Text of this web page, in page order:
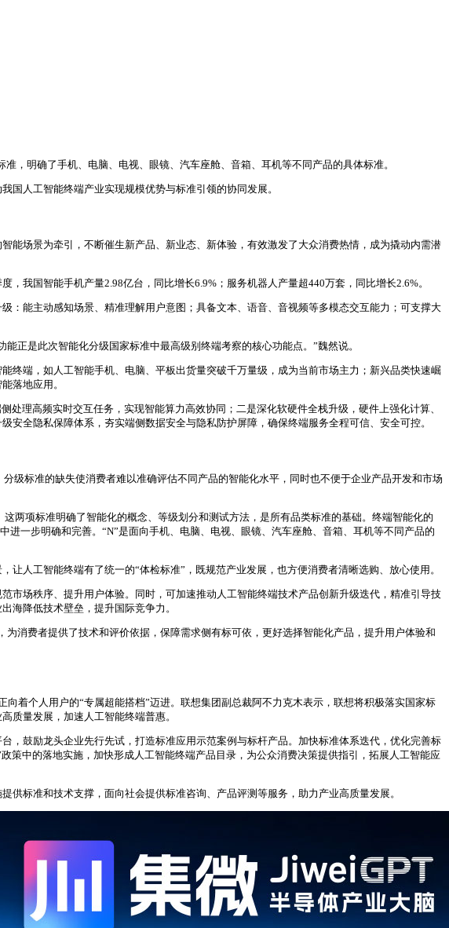
，明确了手机、电脑、电视、眼镜、汽车座舱、音箱、耳机等不同产品的具体标准。
国人工智能终端产业实现规模优势与标准引领的协同发展。
能场景为牵引，不断催生新产品、新业态、新体验，有效激发了大众消费热情，成为撬动内需潜
我国智能手机产量2.98亿台，同比增长6.9%；服务机器人产量超440万套，同比增长2.6%。
：能主动感知场景、精准理解用户意图；具备文本、语音、音视频等多模态交互能力；可支撑大
正是此次智能化分级国家标准中最高级别终端考察的核心功能点。”魏然说。
终端，如人工智能手机、电脑、平板出货量突破千万量级，成为当前市场主力；新兴品类快速崛
落地应用。
理高频实时交互任务，实现智能算力高效协同；二是深化软硬件全栈升级，硬件上强化计算、
全隐私保障体系，夯实端侧数据安全与隐私防护屏障，确保终端服务全程可信、安全可控。
级标准的缺失使消费者难以准确评估不同产品的智能化水平，同时也不便于企业产品开发和市场
两项标准明确了智能化的概念、等级划分和测试方法，是所有品类标准的基础。终端智能化的
一步明确和完善。“N”是面向手机、电脑、电视、眼镜、汽车座舱、音箱、耳机等不同产品的
人工智能终端有了统一的“体检标准”，既规范产业发展，也方便消费者清晰选购、放心使用。
市场秩序、提升用户体验。同时，可加速推动人工智能终端技术产品创新升级迭代，精准引导技
海降低技术壁垒，提升国际竞争力。
消费者提供了技术和评价依据，保障需求侧有标可依，更好选择智能化产品，提升用户体验和
着个人用户的“专属超能搭档”迈进。联想集团副总裁阿不力克木表示，联想将积极落实国家标
质量发展，加速人工智能终端普惠。
，鼓励龙头企业先行先试，打造标准应用示范案例与标杆产品。加快标准体系迭代，优化完善标
策中的落地实施，加快形成人工智能终端产品目录，为公众消费决策提供指引，拓展人工智能应
标准和技术支撑，面向社会提供标准咨询、产品评测等服务，助力产业高质量发展。